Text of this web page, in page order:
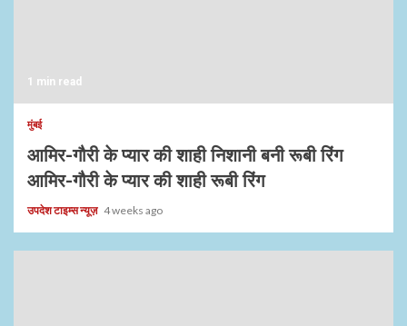
1 min read
मुंबई
आमिर-गौरी के प्यार की शाही निशानी बनी रूबी रिंग
आमिर-गौरी के प्यार की शाही रूबी रिंग
उपदेश टाइम्स न्यूज़ 4 weeks ago